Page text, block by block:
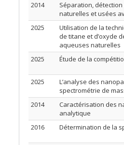
2014
Séparation,
naturelles et usées
2025
Utilisation de la
de titane et d’oxyde
aqueuses naturelles
2025 Étude de la
2025
L’analyse des
spectrométrie de
2014
Caractérisation des
analytique
2016
Détermination de la